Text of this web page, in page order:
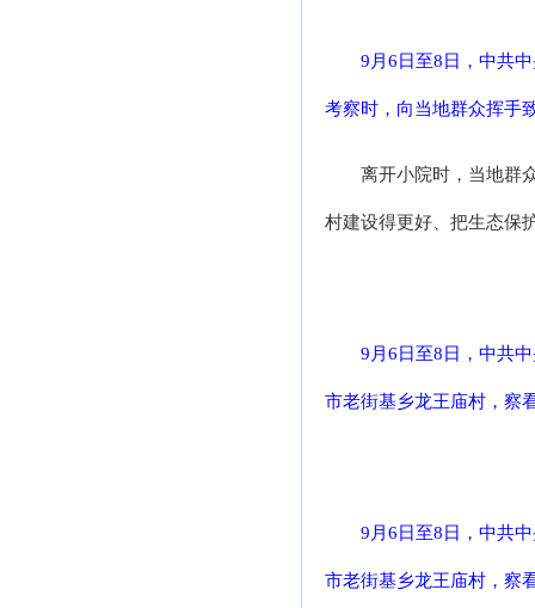
9月6日至8日，中共
考察时，向当地群众挥手
离开小院时，当地群
村建设得更好、把生态保
9月6日至8日，中共
市老街基乡龙王庙村，察
9月6日至8日，中共
市老街基乡龙王庙村，察